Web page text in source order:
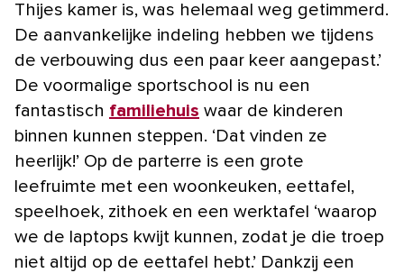
Thijes kamer is, was helemaal weg getimmerd.
De aanvankelijke indeling hebben we tijdens
de verbouwing dus een paar keer aangepast.’
De voormalige sportschool is nu een
fantastisch familiehuis waar de kinderen
binnen kunnen steppen. ‘Dat vinden ze
heerlijk!’ Op de parterre is een grote
leefruimte met een woonkeuken, eettafel,
speelhoek, zithoek en een werktafel ‘waarop
we de laptops kwijt kunnen, zodat je die troep
niet altijd op de eettafel hebt.’ Dankzij een